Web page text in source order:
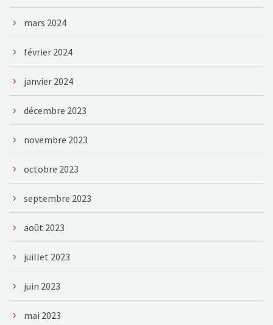
mars 2024
février 2024
janvier 2024
décembre 2023
novembre 2023
octobre 2023
septembre 2023
août 2023
juillet 2023
juin 2023
mai 2023